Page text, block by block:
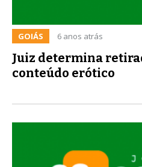
GOIÁS 6 anos atrás
Juiz determina
conteúdo erótico